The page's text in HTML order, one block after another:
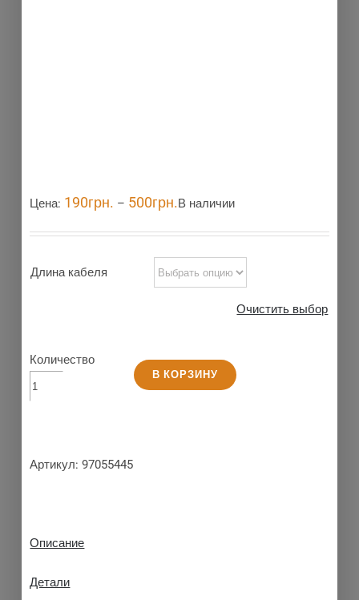
Цена: 190грн. – 500грн.В наличии
Длина кабеля
Очистить выбор
Количество
В КОРЗИНУ
Артикул:97055445
Описание
Детали